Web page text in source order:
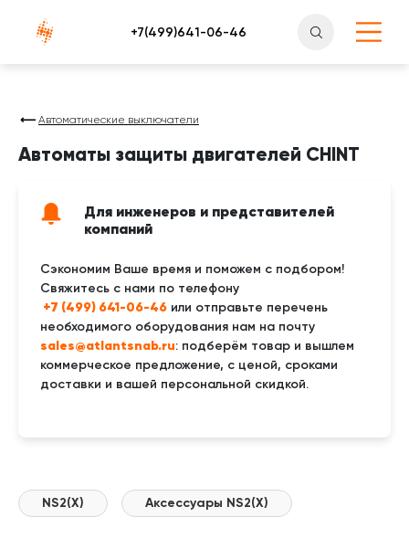
Атлантснаб
Автоматические выключатели
Автоматы защиты двигателей CHINT
Для инженеров и представителей
компаний
Сэкономим Ваше время и поможем с подбором!
Свяжитесь с нами по телефону
+7 (499) 641-06-46 или отправьте перечень
необходимого оборудования нам на почту
sales@atlantsnab.ru: подберём товар и вышлем
коммерческое предложение, с ценой, сроками
доставки и вашей персональной скидкой.
NS2(X) Аксессуары NS2(X)